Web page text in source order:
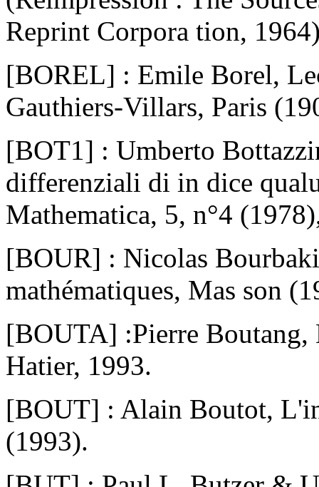
Reprint Corpora tion,
[BOREL] : Emile Borel,
Gauthiers-Villars, Paris
[BOT1] : Umberto
differenziali di in dice
Mathematica, 5, n°4
[BOUR] : Nicolas
mathématiques, Mas son
[BOUTA] :Pierre Boutang,
Hatier, 1993.
[BOUT] : Alain Boutot,
(1993).